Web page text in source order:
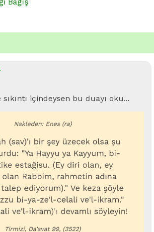
içindeysen bu duayı oku...